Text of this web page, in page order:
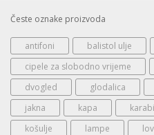
Česte oznake proizvoda
antifoni balistol ulje
cipele za slobodno vrijeme
dvogled
glodalica
jakna
kapa
košulje
lampe